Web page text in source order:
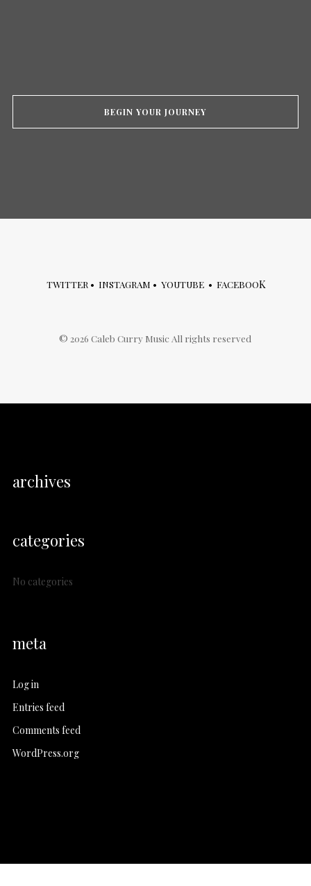
BEGIN YOUR JOURNEY
TWITTER • INSTAGRAM • YOUTUBE • FACEBOOK
©2026 Caleb Curry Music All rights reserved
archives
categories
No categories
meta
Log in
Entries feed
Comments feed
WordPress.org